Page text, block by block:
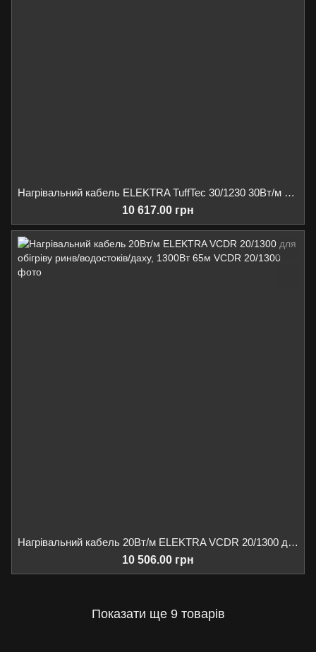
Нагрівальний кабель ELEKTRA TuffTec 30/1230 30Вт/м обігрів ринв/водостоків/майданчиків/пандусів, 1230Вт 40м
10 617.00 грн
Нагрівальний кабель 20Вт/м ELEKTRA VCDR 20/1300 для обігріву ринв/водостоків/даху, 1300Вт 65м
10 506.00 грн
Показати ще 9 товарів